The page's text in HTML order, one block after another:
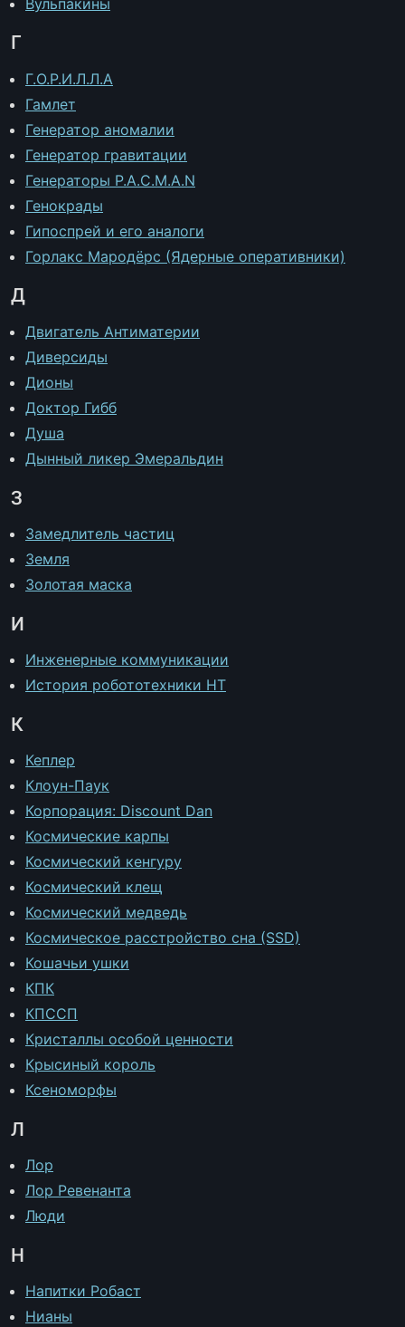
Г
Г.О.Р.И.Л.Л.А
Гамлет
Генератор аномалии
Генератор гравитации
Генераторы P.A.C.M.A.N
Генокрады
Гипоспрей и его аналоги
Горлакс Мародёрс (Ядерные оперативники)
Д
Двигатель Антиматерии
Диверсиды
Дионы
Доктор Гибб
Душа
Дынный ликер Эмеральдин
З
Замедлитель частиц
Земля
Золотая маска
И
Инженерные коммуникации
История робототехники НТ
К
Кеплер
Клоун-Паук
Корпорация: Discount Dan
Космические карпы
Космический кенгуру
Космический клещ
Космический медведь
Космическое расстройство сна (SSD)
Кошачьи ушки
КПК
КПССП
Кристаллы особой ценности
Крысиный король
Ксеноморфы
Л
Лор
Лор Ревенанта
Люди
Н
Напитки Робаст
Нианы